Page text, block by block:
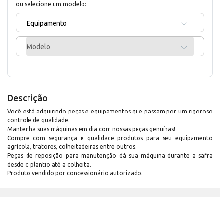
ou selecione um modelo:
Equipamento
Modelo
Descrição
Você está adquirindo peças e equipamentos que passam por um rigoroso
controle de qualidade.
Mantenha suas máquinas em dia com nossas peças genuínas!
Compre com segurança e qualidade produtos para seu equipamento
agrícola, tratores, colheitadeiras entre outros.
Peças de reposição para manutenção dá sua máquina durante a safra
desde o plantio até a colheita.
Produto vendido por concessionário autorizado.